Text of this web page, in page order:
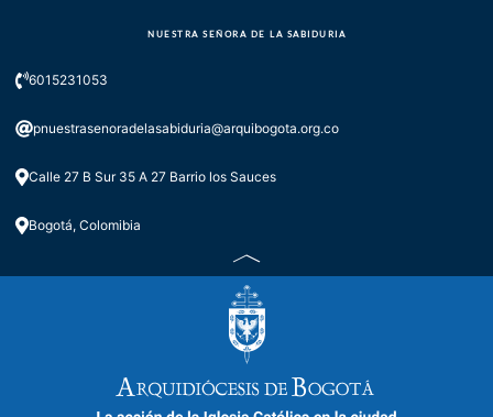
NUESTRA SEÑORA DE LA SABIDURIA
6015231053
pnuestrasenoradelasabiduria@arquibogota.org.co
Calle 27 B Sur 35 A 27 Barrio los Sauces
Bogotá, Colomibia